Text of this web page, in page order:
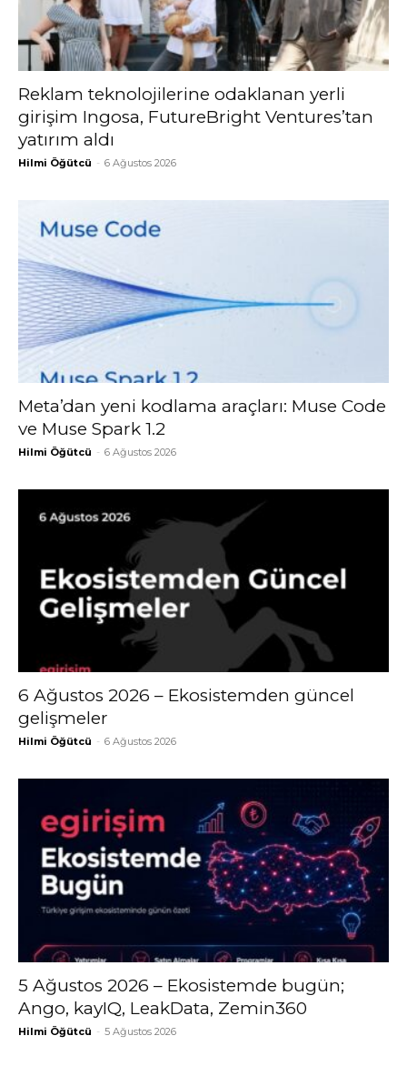
Reklam teknolojilerine odaklanan yerli
girişim Ingosa, FutureBright Ventures’tan
yatırım aldı
Hilmi Öğütcü - 6 Ağustos 2026
Meta’dan yeni kodlama araçları: Muse Code
ve Muse Spark 1.2
Hilmi Öğütcü - 6 Ağustos 2026
6 Ağustos 2026 – Ekosistemden güncel
gelişmeler
Hilmi Öğütcü - 6 Ağustos 2026
5 Ağustos 2026 – Ekosistemde bugün;
Ango, kayIQ, LeakData, Zemin360
Hilmi Öğütcü - 5 Ağustos 2026